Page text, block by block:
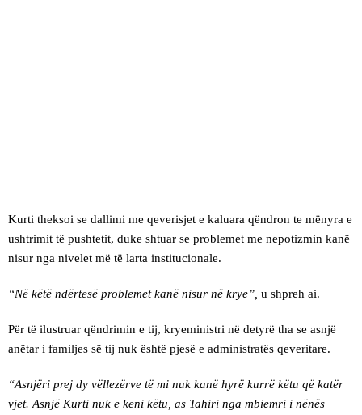
Kurti theksoi se dallimi me qeverisjet e kaluara qëndron te mënyra e
ushtrimit të pushtetit, duke shtuar se problemet me nepotizmin kanë
nisur nga nivelet më të larta institucionale.
“Në këtë ndërtesë problemet kanë nisur në krye”, u shpreh ai.
Për të ilustruar qëndrimin e tij, kryeministri në detyrë tha se asnjë
anëtar i familjes së tij nuk është pjesë e administratës qeveritare.
“Asnjëri prej dy vëllezërve të mi nuk kanë hyrë kurrë këtu që katër
vjet. Asnjë Kurti nuk e keni këtu, as Tahiri nga mbiemri i nënës